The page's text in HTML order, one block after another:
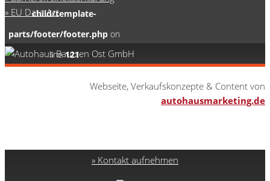
EU Data Act
Webseite, Verkaufskonzepte & Content von
autohausmarketing.de
Kontakt aufnehmen
child/template-
parts/footer/footer.php on
line121